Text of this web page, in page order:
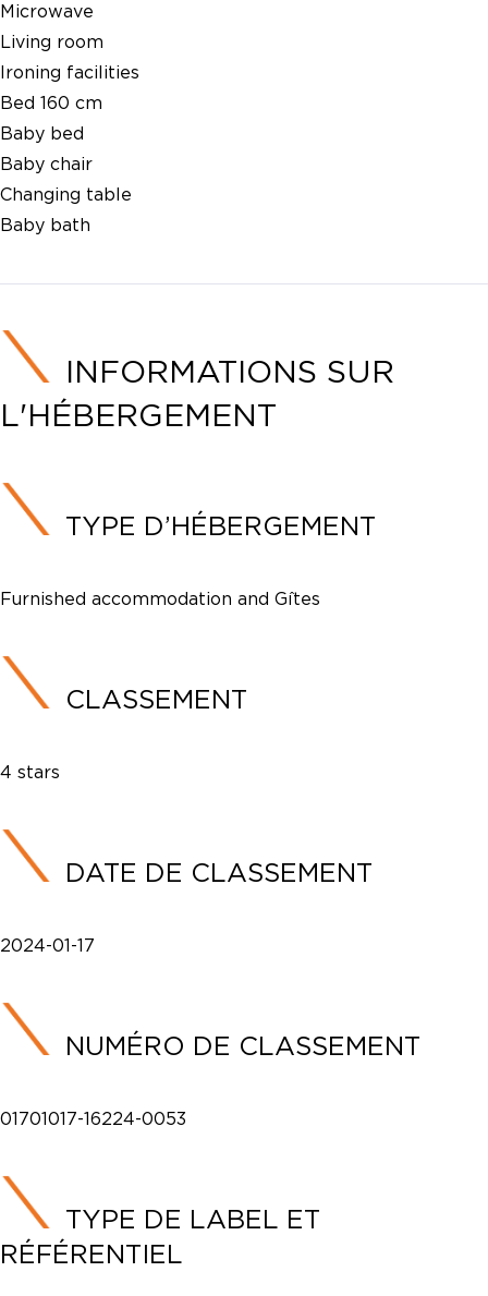
Microwave
Living room
Ironing facilities
Bed 160 cm
Baby bed
Baby chair
Changing table
Baby bath
INFORMATIONS SUR
L'HÉBERGEMENT
TYPE D’HÉBERGEMENT
Furnished accommodation and Gîtes
CLASSEMENT
4 stars
DATE DE CLASSEMENT
2024-01-17
NUMÉRO DE CLASSEMENT
01701017-16224-0053
TYPE DE LABEL ET
RÉFÉRENTIEL